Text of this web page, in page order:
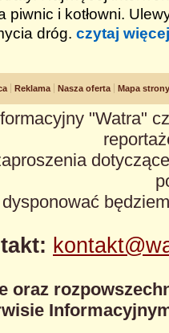
piwnic i kotłowni.
dróg. czytaj więcej
Reklama Nasza oferta Mapa strony
"Watra"
oraz